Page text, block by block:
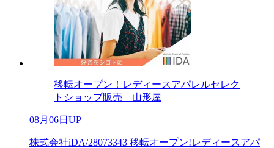
移転オープン！レディースアパレルセレク
トショップ販売 山形屋
08月06日UP
株式会社iDA/28073343 移転オープン!レディースアパ